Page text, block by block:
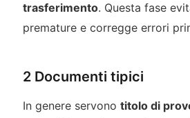
trasferimento. Questa fase
premature e corregge errori
2 Documenti tipici
In genere servono titolo di